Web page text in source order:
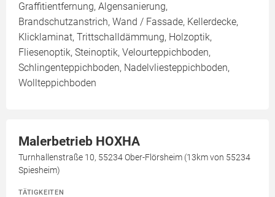
Graffitientfernung, Algensanierung,
Brandschutzanstrich, Wand / Fassade, Kellerdecke,
Klicklaminat, Trittschalldämmung, Holzoptik,
Fliesenoptik, Steinoptik, Velourteppichboden,
Schlingenteppichboden, Nadelvliesteppichboden,
Wollteppichboden
Malerbetrieb HOXHA
Turnhallenstraße 10, 55234 Ober-Flörsheim (13km von 55234
Spiesheim)
TÄTIGKEITEN